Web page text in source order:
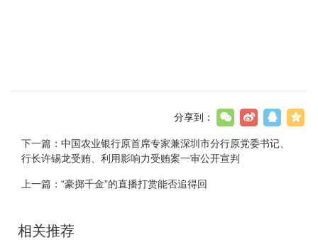
分享到：
下一篇： 中国农业银行原首席专家兼深圳市分行原党委书记、
行长许锡龙受贿、利用影响力受贿案一审公开宣判
上一篇： “豪掷千金”的直播打赏能否追得回
相关推荐